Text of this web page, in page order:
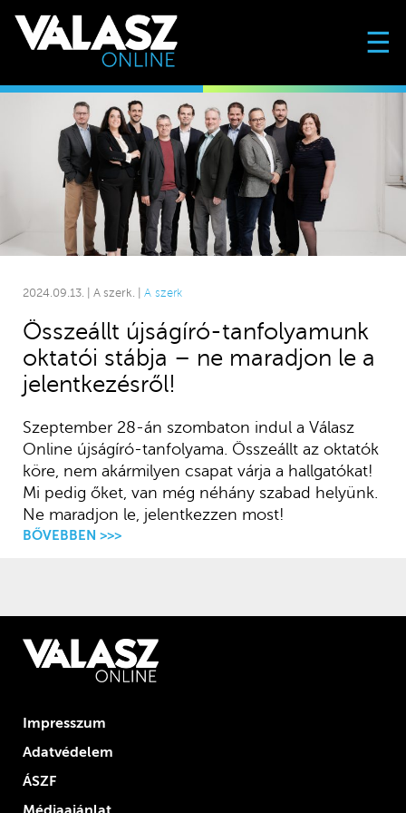
☰
2024.09.13. | A szerk. | A szerk
Összeállt újságíró-tanfolyamunk
oktatói stábja – ne maradjon le a
jelentkezésről!
Szeptember 28-án szombaton indul a Válasz
Online újságíró-tanfolyama. Összeállt az oktatók
köre, nem akármilyen csapat várja a hallgatókat!
Mi pedig őket, van még néhány szabad helyünk.
Ne maradjon le, jelentkezzen most!
BŐVEBBEN >>>
Impresszum
Adatvédelem
ÁSZF